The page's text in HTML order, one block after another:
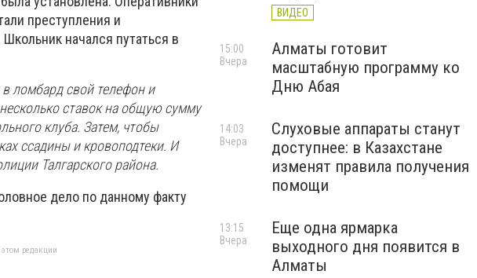
преступления и
начался путаться в
ломбард свой телефон и
ставок на общую сумму
клуба. Затем, чтобы
ссадины и кровоподтеки. И
Талгарского района.
дело по данному факту
редакции
ВИДЕО
Алматы готовит
масштабную программу ко
Дню Абая
15:00
Вчера
Слуховые аппараты станут
доступнее: в Казахстане
изменят правила получения
помощи
14:03
Вчера
Еще одна ярмарка
выходного дня появится в
Алматы
13:15
Вчера